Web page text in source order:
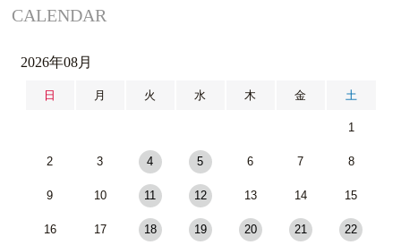
CALENDAR
2026年08月
日 月 火 水 木 金 土
1
2 3 4 5 6 7 8
9 10 11 12 13 14 15
16 17 18 19 20 21 22